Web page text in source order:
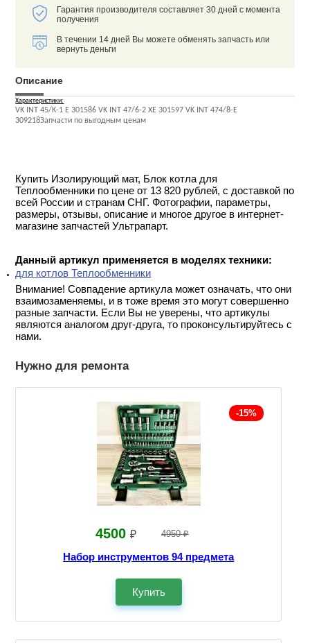
Гарантия производителя составляет 30 дней с момента
получения
В течении 14 дней Вы можете обменять запчасть или
вернуть деньги
Описание
Характеристики:
VK INT 45/K-1 E 301586 VK INT 47/6-2 XE 301597 VK INT 474/8-E
309218Запчасти по выгодным ценам
Купить Изолирующий мат, Блок котла для
Теплообменники по цене от 13 820 рублей, с доставкой по
всей России и странам СНГ. Фотографии, параметры,
размеры, отзывы, описание и многое другое в интернет-
магазине запчастей Ультрапарт.
Данный артикул применяется в моделях техники:
для котлов Теплообменники
Внимание! Совпадение артикула может означать, что они
взаимозаменяемы, и в тоже время это могут совершенно
разные запчасти. Если Вы не уверены, что артикулы
являются аналогом друг-друга, то проконсультируйтесь с
нами.
Нужно для ремонта
-15%
4500 ₽ 4950 ₽
Набор инструментов 94 предмета
Купить